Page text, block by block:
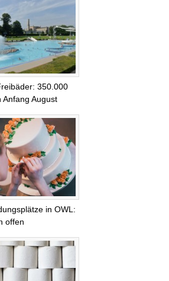
350.000
Anfang August
in OWL:
offen